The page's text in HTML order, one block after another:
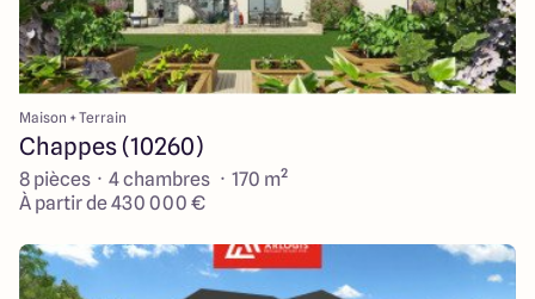
Maison + Terrain
Chappes (10260)
8 pièces · 4 chambres · 170 m²
À partir de 430 000 €